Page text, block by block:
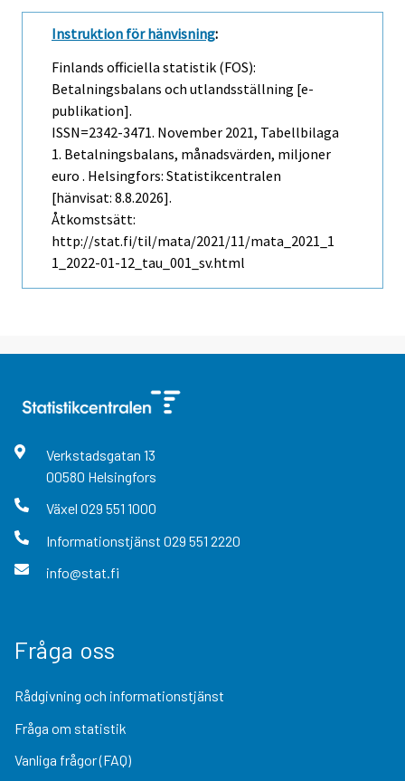
Instruktion för hänvisning:
Finlands officiella statistik (FOS):
Betalningsbalans och utlandsställning [e-
publikation].
ISSN=2342-3471. November 2021, Tabellbilaga
1. Betalningsbalans, månadsvärden, miljoner
euro . Helsingfors: Statistikcentralen
[hänvisat: 8.8.2026].
Åtkomstsätt:
http://stat.fi/til/mata/2021/11/mata_2021_1
1_2022-01-12_tau_001_sv.html
Verkstadsgatan 13
00580 Helsingfors
Växel 029 551 1000
Informationstjänst 029 551 2220
info@stat.fi
Fråga oss
Rådgivning och informationstjänst
Fråga om statistik
Vanliga frågor (FAQ)